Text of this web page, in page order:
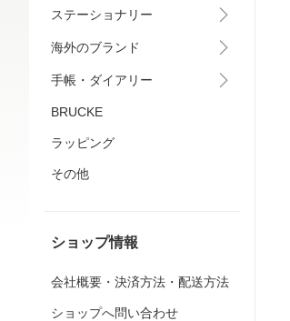
ステーショナリー
海外のブランド
手帳・ダイアリー
BRUCKE
ラッピング
その他
ショップ情報
会社概要・決済方法・配送方法
ショップへ問い合わせ